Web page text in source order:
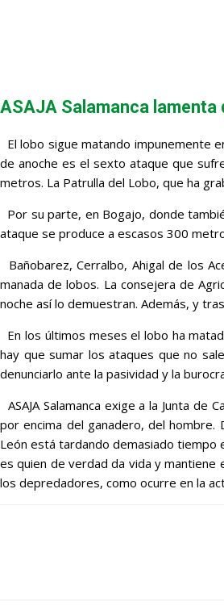
ASAJA Salamanca lamenta
El lobo sigue matando impunemente
de anoche es el sexto ataque que
metros. La Patrulla del Lobo, que ha
Por su parte, en Bogajo, donde
ataque se produce a escasos 300
Bañobarez, Cerralbo, Ahigal de los
manada de lobos. La consejera de
noche así lo demuestran. Además, y
En los últimos meses el lobo ha
hay que sumar los ataques que no
denunciarlo ante la pasividad y la
ASAJA Salamanca exige a la Junta
por encima del ganadero, del hombre.
León está tardando demasiado tiempo
es quien de verdad da vida y mantiene
los depredadores, como ocurre en la